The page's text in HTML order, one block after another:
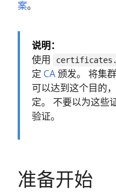
案。
说明：
使用
定 CA颁发。 将集
可以达到这个目的
定。 不要以为这些
验证。
准备开始